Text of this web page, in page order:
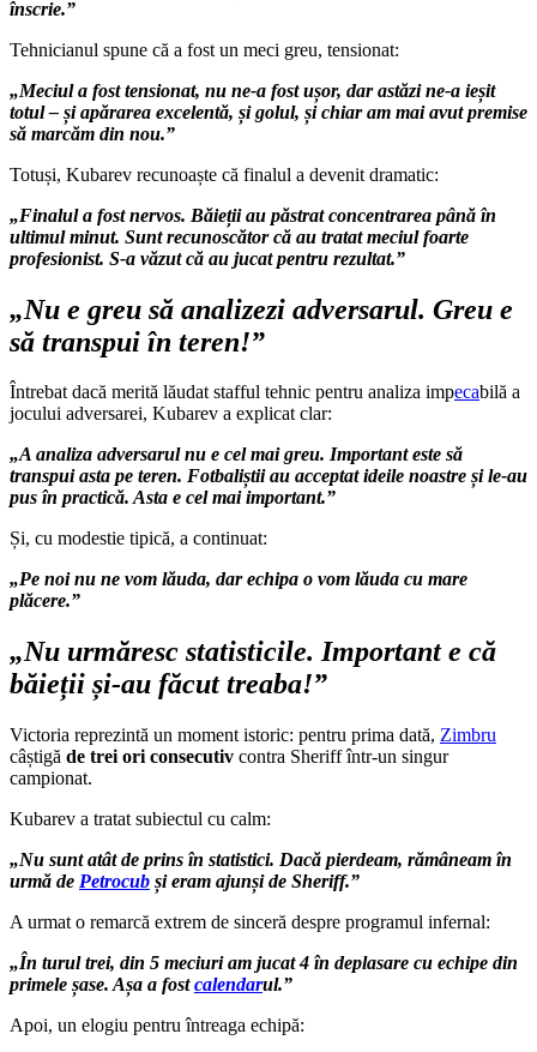
înscrie.”
Tehnicianul spune că a fost un meci greu, tensionat:
„Meciul a fost tensionat, nu ne-a fost ușor, dar astăzi ne-a ieșit
totul – și apărarea excelentă, și golul, și chiar am mai avut premise
să marcăm din nou.”
Totuși, Kubarev recunoaște că finalul a devenit dramatic:
„Finalul a fost nervos. Băieții au păstrat concentrarea până în
ultimul minut. Sunt recunoscător că au tratat meciul foarte
profesionist. S-a văzut că au jucat pentru rezultat.”
„Nu e greu să analizezi adversarul. Greu e
să transpui în teren!”
Întrebat dacă merită lăudat stafful tehnic pentru analiza impecabilă a
jocului adversarei, Kubarev a explicat clar:
„A analiza adversarul nu e cel mai greu. Important este să
transpui asta pe teren. Fotbaliștii au acceptat ideile noastre și le-au
pus în practică. Asta e cel mai important.”
Și, cu modestie tipică, a continuat:
„Pe noi nu ne vom lăuda, dar echipa o vom lăuda cu mare
plăcere.”
„Nu urmăresc statisticile. Important e că
băieții și-au făcut treaba!”
Victoria reprezintă un moment istoric: pentru prima dată, Zimbru
câștigă de trei ori consecutiv contra Sheriff într-un singur
campionat.
Kubarev a tratat subiectul cu calm:
„Nu sunt atât de prins în statistici. Dacă pierdeam, rămâneam în
urmă de Petrocub și eram ajunși de Sheriff.”
A urmat o remarcă extrem de sinceră despre programul infernal:
„În turul trei, din 5 meciuri am jucat 4 în deplasare cu echipe din
primele șase. Așa a fostcalendarul.”
Apoi, un elogiu pentru întreaga echipă: